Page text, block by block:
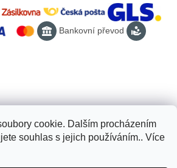
cookie. Dalším procházením
souhlas s jejich používáním.. Více
Bankovní převod